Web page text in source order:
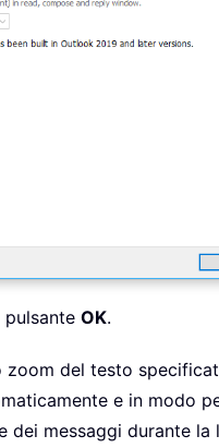
pulsante OK.
zoom del testo
e in modo
dei messaggi durante la